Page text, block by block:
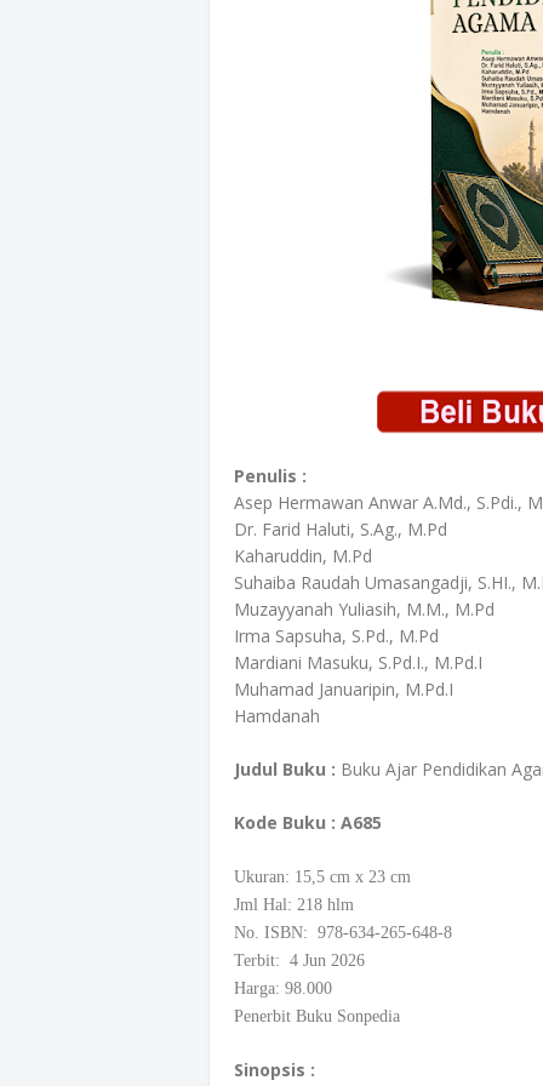
Penulis :
Asep Hermawan Anwar A.Md., S.Pdi.,
Dr. Farid Haluti, S.Ag., M.Pd
Kaharuddin, M.Pd
Suhaiba Raudah Umasangadji, S.HI.,
Muzayyanah Yuliasih, M.M., M.Pd
Irma Sapsuha, S.Pd., M.Pd
Mardiani Masuku, S.Pd.I., M.Pd.I
Muhamad Januaripin, M.Pd.I
Hamdanah
Judul Buku : Buku Ajar Pendidikan
Kode Buku : A685
Ukuran: 15,5 cm x 23 cm
Jml Hal: 218 hlm
No. ISBN: 978-634-265-648-8
Terbit: 4 Jun 2026
Harga: 98.000
Penerbit Buku Sonpedia
Sinopsis :